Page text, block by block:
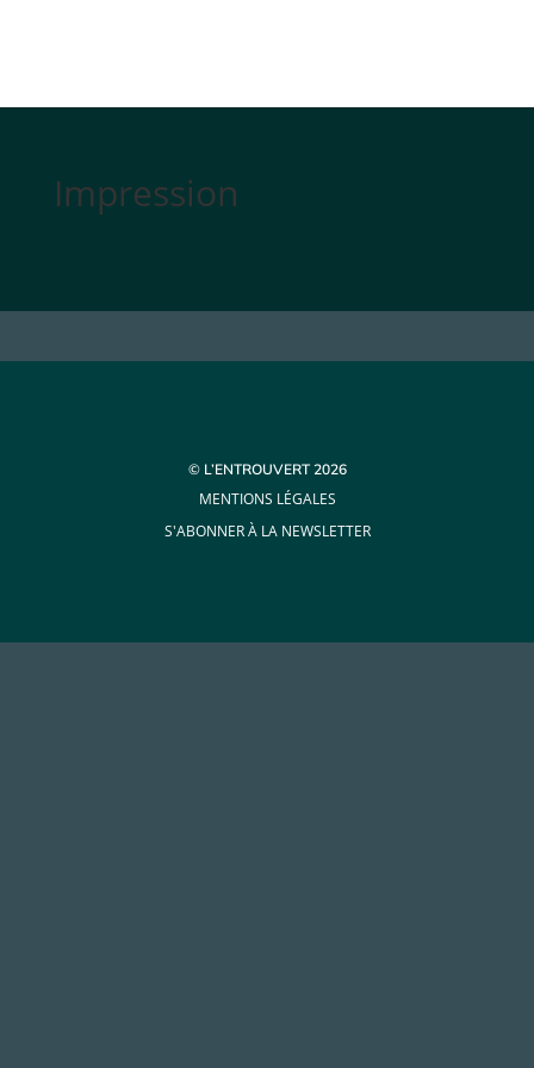
Impression
© L’ENTROUVERT 2026
MENTIONS LÉGALES
S'ABONNER À LA NEWSLETTER